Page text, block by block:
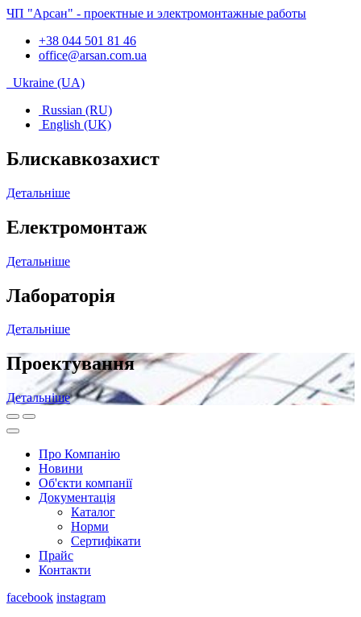
ЧП "Арсан" - проектные и электромонтажные работы
+38 044 501 81 46
office@arsan.com.ua
Ukraine (UA)
Russian (RU)
English (UK)
Блискавкозахист
Детальніше
Електромонтаж
Детальніше
Лабораторія
Детальніше
Проектування
Детальніше
Про Компанію
Новини
Об'єкти компанії
Документація
Каталог
Норми
Сертифікати
Прайс
Контакти
facebook instagram